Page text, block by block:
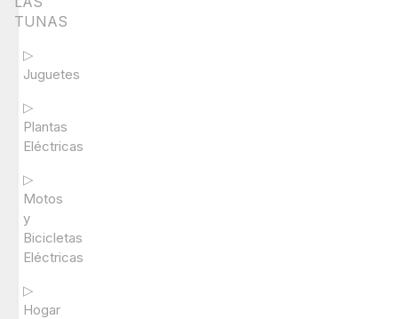
TUNAS
▷
Juguetes
▷
Plantas
Eléctricas
▷
Motos
y
Bicicletas
Eléctricas
▷
Hogar